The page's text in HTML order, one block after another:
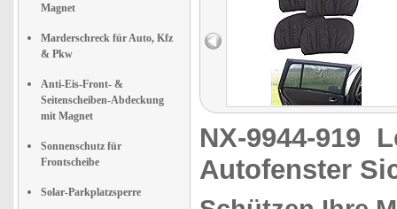
Magnet
Marderschreck für Auto, Kfz
& Pkw
Anti-Eis-Front- &
Seitenscheiben-Abdeckung
mit Magnet
Sonnenschutz für
Frontscheibe
Solar-Parkplatzsperre
NX-9944-919
Autofenster